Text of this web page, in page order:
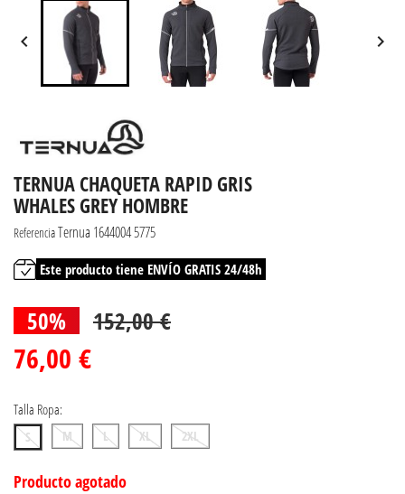
 
TERNUA CHAQUETA RAPID GRIS
WHALES GREY HOMBRE
ReferenciaTernua 1644004 5775
Este producto tiene ENVÍO GRATIS 24/48h
50% 152,00 €
76,00 €
Talla Ropa:
S M L XL 2XL
Producto agotado